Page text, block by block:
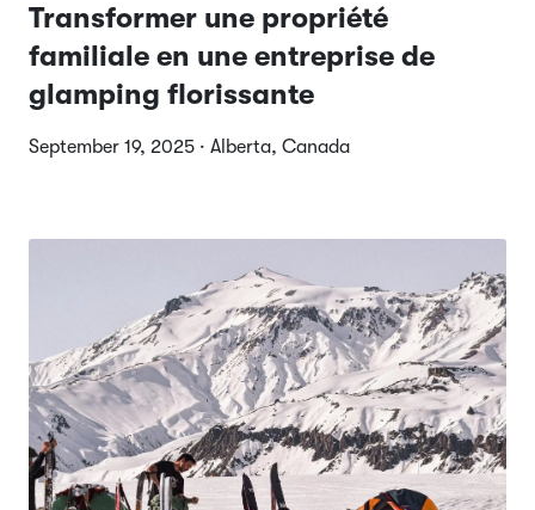
Transformer une propriété
familiale en une entreprise de
glamping florissante
September 19, 2025 · Alberta, Canada